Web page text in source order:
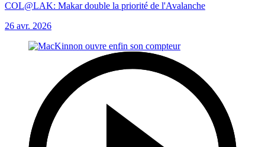
COL@LAK: Makar double la priorité de l'Avalanche
26 avr. 2026